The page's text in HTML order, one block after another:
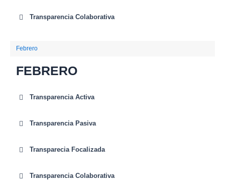
Transparencia Colaborativa
Febrero
FEBRERO
Transparencia Activa
Transparencia Pasiva
Transparecia Focalizada
Transparencia Colaborativa